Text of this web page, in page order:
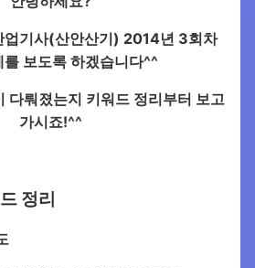
업기사(산안산기) 2014년 3회차
를 보도록 하겠습니다^^
다뤄졌는지 키워드 정리부터 보고
가시죠!^^
정리